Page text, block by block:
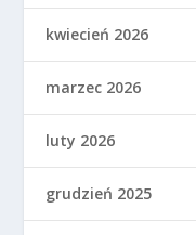
kwiecień 2026
marzec 2026
luty 2026
grudzień 2025